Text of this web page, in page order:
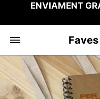
ENVIAMENT